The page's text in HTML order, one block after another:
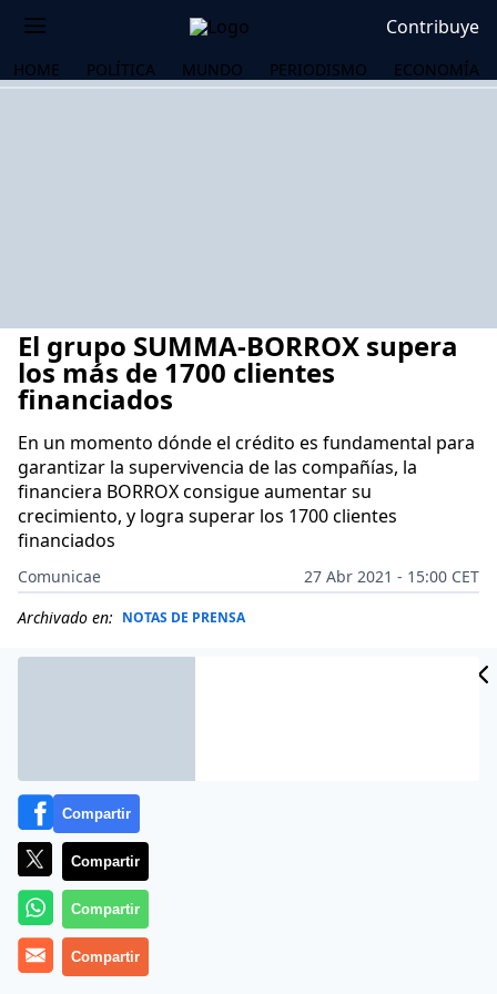
Contribuye
HOME POLÍTICA MUNDO PERIODISMO ECONOMÍA
El grupo SUMMA-BORROX supera
los más de 1700 clientes
financiados
En un momento dónde el crédito es fundamental para
garantizar la supervivencia de las compañías, la
financiera BORROX consigue aumentar su
crecimiento, y logra superar los 1700 clientes
financiados
Comunicae
27 Abr 2021 - 15:00 CET
Archivado en: NOTAS DE PRENSA
BORROX, fundado en el 2017, forma parte del grupo
Compartir
Compartir
Compartir
Compartir